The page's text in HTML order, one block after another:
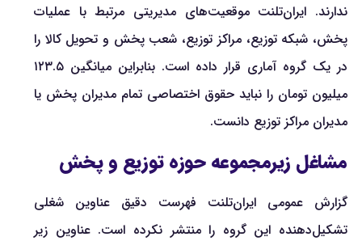
ندارند. ایران‌تلنت موقعیت‌های مدیریتی مرتبط با عملیات
پخش، شبکه توزیع، مراکز توزیع، شعب پخش و تحویل کالا را
در یک گروه آماری قرار داده است. بنابراین میانگین ۱۲۳.۵
میلیون تومان را نباید حقوق اختصاصی تمام مدیران پخش یا
مدیران مراکز توزیع دانست.
مشاغل زیرمجموعه حوزه توزیع و پخش
گزارش عمومی ایران‌تلنت فهرست دقیق عناوین شغلی
تشکیل‌دهنده این گروه را منتشر نکرده است. عناوین زیر